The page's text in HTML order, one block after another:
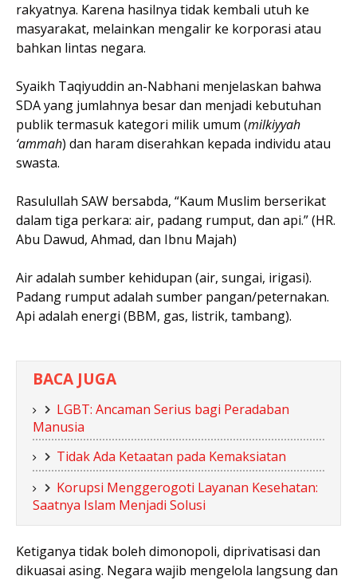
rakyatnya. Karena hasilnya tidak kembali utuh ke
masyarakat, melainkan mengalir ke korporasi atau
bahkan lintas negara.
Syaikh Taqiyuddin an-Nabhani menjelaskan bahwa
SDA yang jumlahnya besar dan menjadi kebutuhan
publik termasuk kategori milik umum (milkiyyah
‘ammah) dan haram diserahkan kepada individu atau
swasta.
Rasulullah SAW bersabda, “Kaum Muslim berserikat
dalam tiga perkara: air, padang rumput, dan api.” (HR.
Abu Dawud, Ahmad, dan Ibnu Majah)
Air adalah sumber kehidupan (air, sungai, irigasi).
Padang rumput adalah sumber pangan/peternakan.
Api adalah energi (BBM, gas, listrik, tambang).
BACA JUGA
LGBT: Ancaman Serius bagi Peradaban
Manusia
Tidak Ada Ketaatan pada Kemaksiatan
Korupsi Menggerogoti Layanan Kesehatan:
Saatnya Islam Menjadi Solusi
Ketiganya tidak boleh dimonopoli, diprivatisasi dan
dikuasai asing. Negara wajib mengelola langsung dan